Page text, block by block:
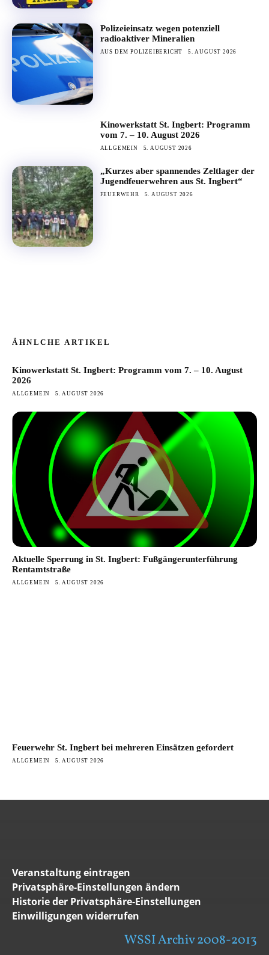
Polizeieinsatz wegen potenziell
radioaktiver Mineralien
AUS DEM POLIZEIBERICHT 5. AUGUST 2026
Kinowerkstatt St. Ingbert: Programm
vom 7. – 10. August 2026
ALLGEMEIN 5. AUGUST 2026
„Kurzes aber spannendes Zeltlager der
Jugendfeuerwehren aus St. Ingbert“
FEUERWEHR 5. AUGUST 2026
ÄHNLCHE ARTIKEL
Kinowerkstatt St. Ingbert: Programm vom 7. – 10. August
2026
ALLGEMEIN 5. AUGUST 2026
Aktuelle Sperrung in St. Ingbert: Fußgängerunterführung
Rentamtstraße
ALLGEMEIN 5. AUGUST 2026
Feuerwehr St. Ingbert bei mehreren Einsätzen gefordert
ALLGEMEIN 5. AUGUST 2026
Veranstaltung eintragen
Privatsphäre-Einstellungen ändern
Historie der Privatsphäre-Einstellungen
Einwilligungen widerrufen
WSSI Archiv 2008-2013